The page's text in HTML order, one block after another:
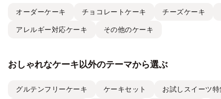
オーダーケーキ チョコレートケーキ チーズケーキ
アレルギー対応ケーキ その他のケーキ
おしゃれなケーキ以外のテーマから選ぶ
グルテンフリーケーキ ケーキセット お試しスイーツ